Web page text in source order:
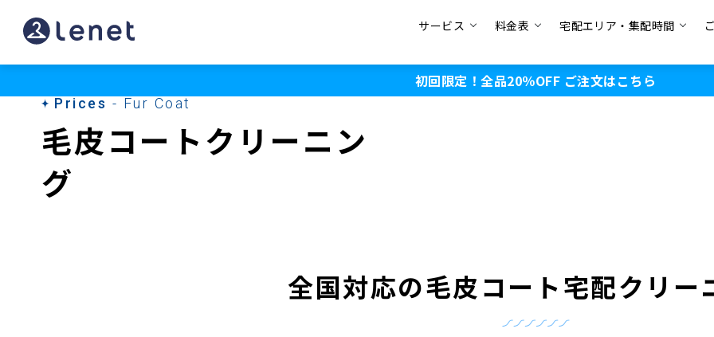
サービス 料金表 宅配エリア・集配時間
初回限定！全品20％OFF ご注文はこちら
Prices - Fur Coat
毛皮コートクリーニン
グ
全国対応の毛皮コート宅配クリー